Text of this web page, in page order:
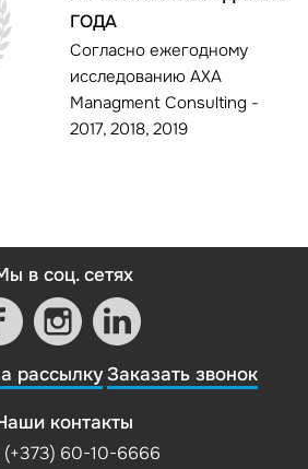
ГОДА
Согласно ежегодному
исследованию AXA
Managment Consulting -
2017, 2018, 2019
в соц. сетях
рассылкуЗаказать звонок
контакты
(+373) 60-10-6666